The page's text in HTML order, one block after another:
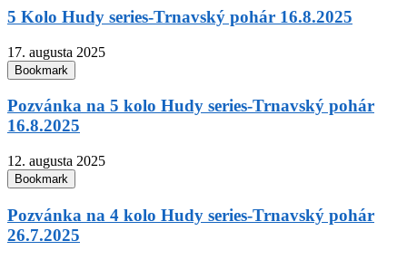
5 Kolo Hudy series-Trnavský pohár 16.8.2025
17. augusta 2025
Bookmark
Pozvánka na 5 kolo Hudy series-Trnavský pohár
16.8.2025
12. augusta 2025
Bookmark
Pozvánka na 4 kolo Hudy series-Trnavský pohár
26.7.2025